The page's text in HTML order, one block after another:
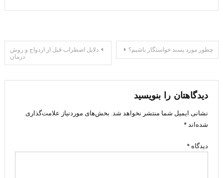
راهبری
دلایل اضطراب قبل از ازدواج و روش
درمان
چطور مورد پسند خواستگار باشیم؟
دیدگاهتان را بنویسید
نشانی ایمیل شما منتشر نخواهد شد. بخش‌های موردنیاز علامت‌گذاری
شده‌اند*
دیدگاه *